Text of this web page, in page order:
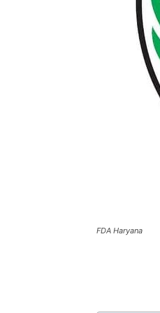
FDA Haryana